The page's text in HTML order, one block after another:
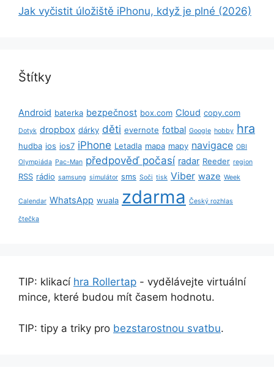
Jak vyčistit úložiště iPhonu, když je plné (2026)
Štítky
Android baterka bezpečnost box.com Cloud copy.com
Dotyk dropbox dárky děti evernote fotbal Google hobby hra
hudba ios ios7 iPhone Letadla mapa mapy navigace OBI
Olympiáda Pac-Man předpověď počasí radar Reeder region
RSS rádio samsung simulátor sms Soči tisk Viber waze Week
Calendar WhatsApp wuala zdarma Český rozhlas
čtečka
TIP: klikací hra Rollertap - vydělávejte virtuální
mince, které budou mít časem hodnotu.
TIP: tipy a triky pro bezstarostnou svatbu.